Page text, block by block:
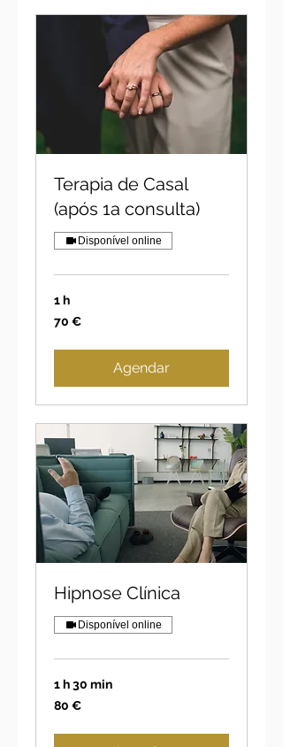
Terapia de Casal
(após 1a consulta)
Disponível online
1 h
euros
70 €
Agendar
Hipnose Clínica
Disponível online
1 h 30 min
80
euros
80 €